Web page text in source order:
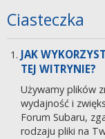
Ciasteczka
JAK
TEJ WITRYNIE?
Używamy plików
wydajność i
Forum Subaru,
rodzaju pliki na